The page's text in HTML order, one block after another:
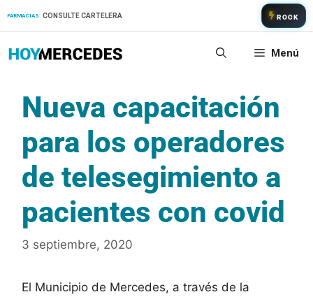
FARMACIAS: CONSULTE CARTELERA ROCK
Menú
Nueva capacitación
para los operadores
de telesegimiento a
pacientes con covid
3 septiembre, 2020
El Municipio de Mercedes, a través de la